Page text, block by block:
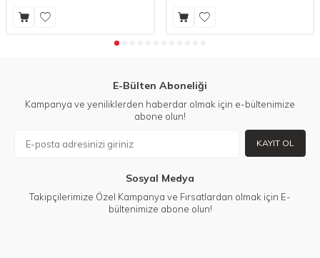
E-Bülten Aboneliği
Kampanya ve yeniliklerden haberdar olmak için e-bültenimize
abone olun!
KAYIT OL
Sosyal Medya
Takipçilerimize Özel Kampanya ve Fırsatlardan olmak için E-
bültenimize abone olun!